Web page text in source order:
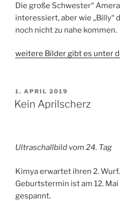
Die große Schwester“
interessiert, aber wie „Billy“
noch nicht zu nahe kommen.
weitere Bilder gibt es unter
VERÖFFENTLICHT
AM
1. APRIL 2019
Kein Aprilscherz
Ultraschallbild vom 24. Tag
Kimya erwartet ihren 2.
Geburtstermin ist am 12.
gespannt.